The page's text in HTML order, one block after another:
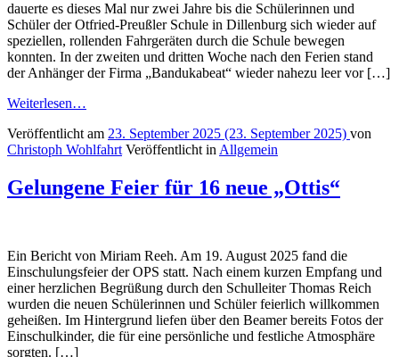
dauerte es dieses Mal nur zwei Jahre bis die Schülerinnen und
Schüler der Otfried-Preußler Schule in Dillenburg sich wieder auf
speziellen, rollenden Fahrgeräten durch die Schule bewegen
konnten. In der zweiten und dritten Woche nach den Ferien stand
der Anhänger der Firma „Bandukabeat“ wieder nahezu leer vor […]
Weiterlesen…
Veröffentlicht am 23. September 2025 (23. September 2025) von
Christoph Wohlfahrt Veröffentlicht in Allgemein
Gelungene Feier für 16 neue „Ottis“
Ein Bericht von Miriam Reeh. Am 19. August 2025 fand die
Einschulungsfeier der OPS statt. Nach einem kurzen Empfang und
einer herzlichen Begrüßung durch den Schulleiter Thomas Reich
wurden die neuen Schülerinnen und Schüler feierlich willkommen
geheißen. Im Hintergrund liefen über den Beamer bereits Fotos der
Einschulkinder, die für eine persönliche und festliche Atmosphäre
sorgten. […]